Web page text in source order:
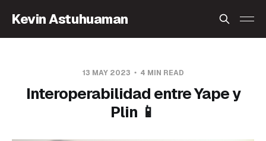
Kevin Astuhuaman
13 MAY 2023 4 MIN READ
Interoperabilidad entre Yape y
Plin 📱